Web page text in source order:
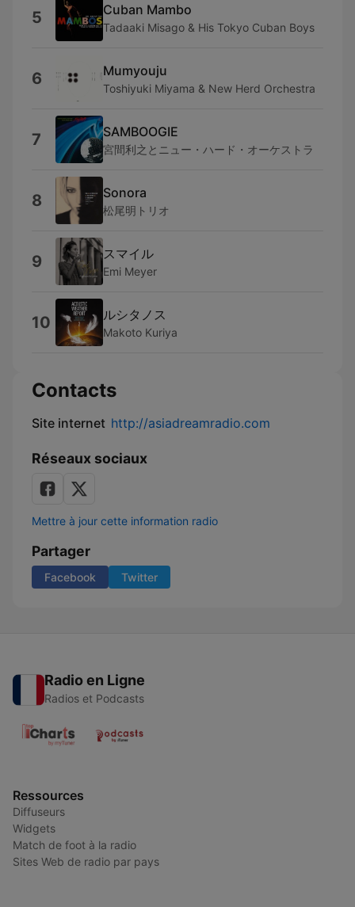
5 Cuban Mambo
Tadaaki Misago & His Tokyo Cuban Boys
6 Mumyouju
Toshiyuki Miyama & New Herd Orchestra
7 SAMBOOGIE
宮間利之とニュー・ハード・オーケストラ
8 Sonora
松尾明トリオ
9 スマイル
Emi Meyer
10 ルシタノス
Makoto Kuriya
Contacts
Site internet http://asiadreamradio.com
Réseaux sociaux
Mettre à jour cette information radio
Partager
Facebook Twitter
Radio en Ligne
Radios et Podcasts
Ressources
Diffuseurs
Widgets
Match de foot à la radio
Sites Web de radio par pays